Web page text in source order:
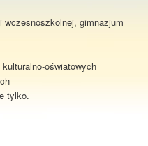
gimnazjum
oświatowych
tylko.